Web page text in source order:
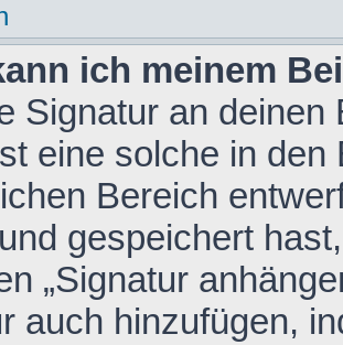
ich meinem
Signatur an
eine solche in den
Bereich
gespeichert
„Signatur
auch hinzufügen,